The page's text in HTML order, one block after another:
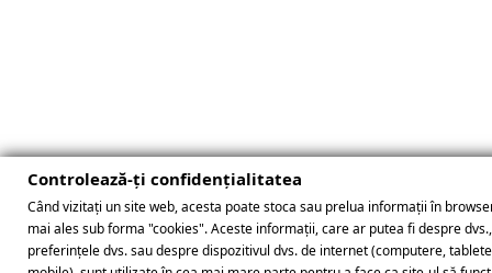
Controlează-ți confidențialitatea
Când vizitați un site web, acesta poate stoca sau prelua informații în
mai ales sub forma "cookies". Aceste informații, care ar putea fi despre
preferințele dvs. sau despre dispozitivul dvs. de internet (computere,